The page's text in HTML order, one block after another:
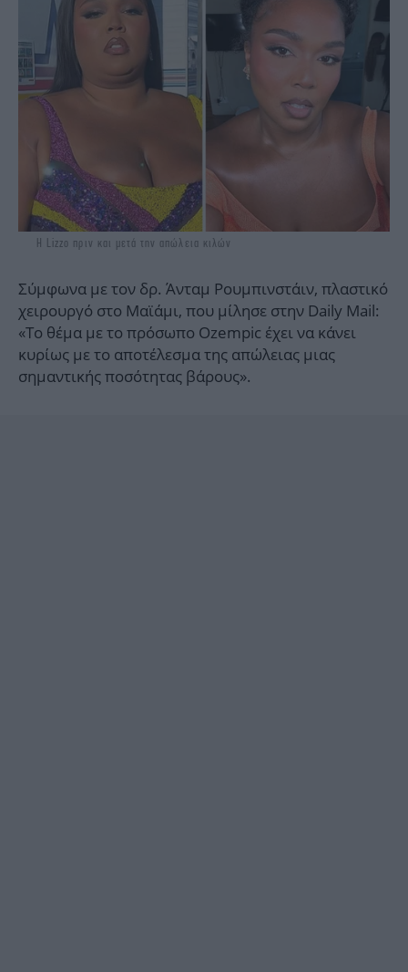
Η Lizzo πριν και μετά την απώλεια κιλών
Σύμφωνα με τον δρ. Άνταμ Ρουμπινστάιν, πλαστικό
χειρουργό στο Μαϊάμι, που μίλησε στην Daily Mail:
«Το θέμα με το πρόσωπο Ozempic έχει να κάνει
κυρίως με το αποτέλεσμα της απώλειας μιας
σημαντικής ποσότητας βάρους».